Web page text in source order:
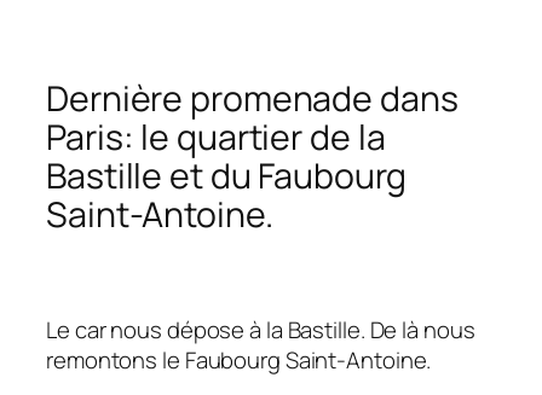
Dernière promenade dans
Paris: le quartier de la
Bastille et du Faubourg
Saint-Antoine.
Le car nous dépose à la Bastille. De là nous
remontons le Faubourg Saint-Antoine.